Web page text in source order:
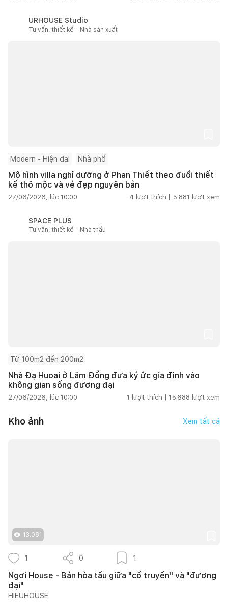
URHOUSE Studio
Tư vấn, thiết kế - Nhà sản xuất
Modern - Hiện đại Nhà phố
Mô hình villa nghỉ dưỡng ở Phan Thiết theo đuổi thiết
kế thô mộc và vẻ đẹp nguyên bản
27/06/2026, lúc 10:00 4 lượt thích | 5.881 lượt xem
SPACE PLUS
Tư vấn, thiết kế - Nhà thầu
Từ 100m2 đến 200m2
Nhà Đạ Huoai ở Lâm Đồng đưa ký ức gia đình vào
không gian sống đương đại
27/06/2026, lúc 10:00 1 lượt thích | 15.688 lượt xem
Kho ảnh Xem tất cả
13.081
1 0 1
Ngơi House - Bản hòa tấu giữa "cổ truyền" và "đương
đại"
HIEUHOUSE